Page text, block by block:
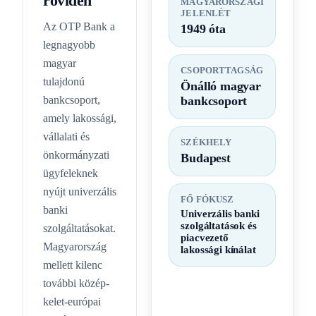
Az OTP Bank a
legnagyobb
magyar
tulajdonú
bankcsoport,
amely lakossági,
vállalati és
önkormányzati
ügyfeleknek
nyújt univerzális
banki
szolgáltatásokat.
Magyarország
mellett kilenc
további közép-
kelet-európai
JELENLÉT
1949 óta
CSOPORTTAGSÁG
Önálló magyar
bankcsoport
SZÉKHELY
Budapest
FŐ FÓKUSZ
Univerzális banki
szolgáltatások és
piacvezető
lakossági kínálat